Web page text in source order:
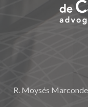
R. Moysés